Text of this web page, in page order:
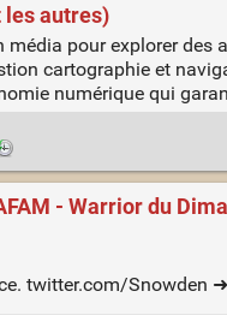
les autres)
pour explorer des
cartographie et
numérique qui
- Warrior du
twitter.com/Snowden